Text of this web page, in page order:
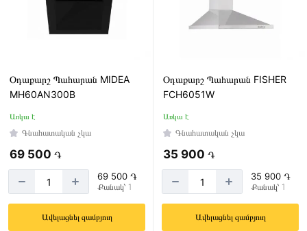
Օդաքարշ Պահարան MIDEA
MH60AN300B
Առկա է
Գնահատական չկա
69 500 ֏
69 500 ֏
Քանակ՝ 1
Ավելացնել զամբյուղ
Օդաքարշ Պահարան FISHER
FCH6051W
Առկա է
Գնահատական չկա
35 900 ֏
35 900 ֏
Քանակ՝ 1
Ավելացնել զամբյուղ